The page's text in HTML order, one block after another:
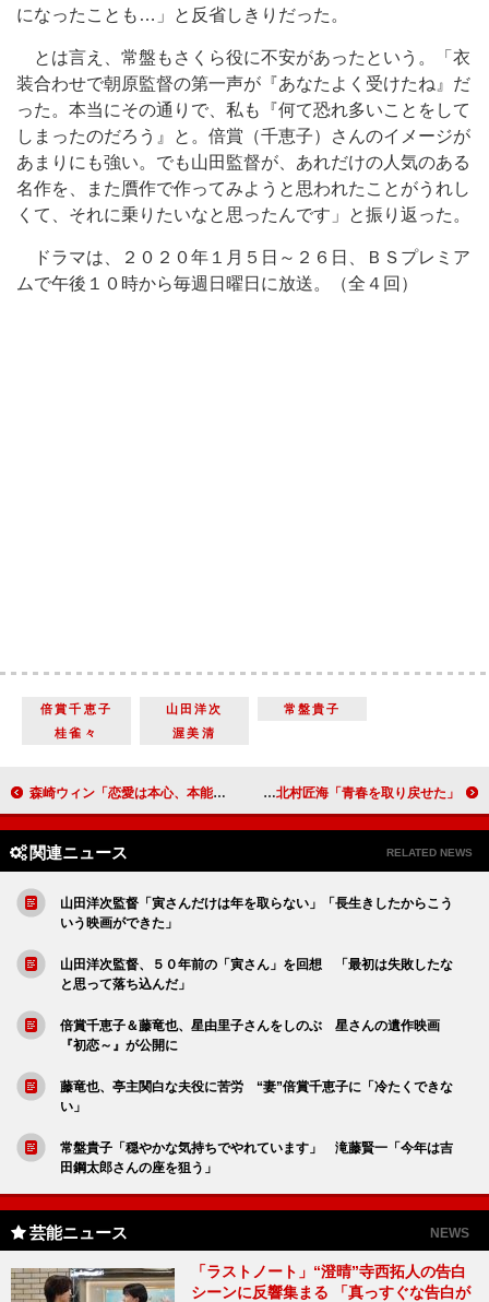
になったことも…」と反省しきりだった。
とは言え、常盤もさくら役に不安があったという。「衣
装合わせで朝原監督の第一声が『あなたよく受けたね』だ
った。本当にその通りで、私も『何て恐れ多いことをして
しまったのだろう』と。倍賞（千恵子）さんのイメージが
あまりにも強い。でも山田監督が、あれだけの人気のある
名作を、また贋作で作ってみようと思われたことがうれし
くて、それに乗りたいなと思ったんです」と振り返った。
ドラマは、２０２０年１月５日～２６日、ＢＳプレミア
ムで午後１０時から毎週日曜日に放送。（全４回）
倍賞千恵子 山田洋次
常盤貴子
桂雀々
渥美清
森崎ウィン「恋愛は本心、本能に従いたい」 村上虹郎と共に恋愛観を明かす 新田真剣佑「挫折してもチャレンジ」 北村匠海「青春を取り戻せた」
関連ニュース RELATED NEWS
山田洋次監督「寅さんだけは年を取らない」「長生きしたからこう
いう映画ができた」
山田洋次監督、５０年前の「寅さん」を回想 「最初は失敗したな
と思って落ち込んだ」
倍賞千恵子＆藤竜也、星由里子さんをしのぶ 星さんの遺作映画
『初恋～』が公開に
藤竜也、亭主関白な夫役に苦労 “妻”倍賞千恵子に「冷たくできな
い」
常盤貴子「穏やかな気持ちでやれています」 滝藤賢一「今年は吉
田鋼太郎さんの座を狙う」
芸能ニュース NEWS
「ラストノート」“澄晴”寺西拓人の告白
シーンに反響集まる 「真っすぐな告白が